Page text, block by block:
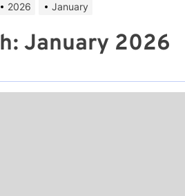
2026 January
January 2026